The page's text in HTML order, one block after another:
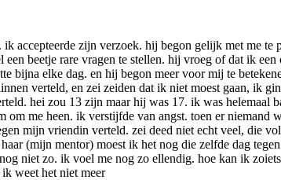
accepteerde zijn verzoek. hij begon gelijk met me
beetje rare vragen te stellen. hij vroeg of dat ik
bijna elke dag. en hij begon meer voor mij te
verteld, en zei zeiden dat ik niet moest gaan, ik
hei zou 13 zijn maar hij was 17. ik was
om me heen. ik verstijfde van angst. toen er
mijn vriendin verteld. zei deed niet echt veel, die
(mijn mentor) moest ik het nog die zelfde dag
niet zo. ik voel me nog zo ellendig. hoe kan ik
weet het niet meer